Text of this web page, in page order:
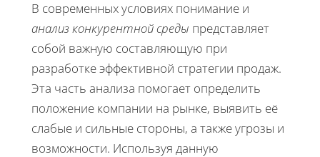
В современных условиях понимание и
анализ конкурентной среды представляет
собой важную составляющую при
разработке эффективной стратегии продаж.
Эта часть анализа помогает определить
положение компании на рынке, выявить её
слабые и сильные стороны, а также угрозы и
возможности. Используя данную